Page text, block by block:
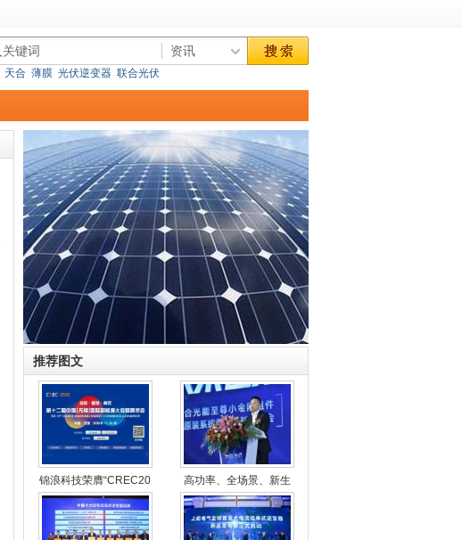
天合 薄膜 光伏逆变器 联合光伏
推荐图文
锦浪科技荣膺“CREC20 高功率、全场景、新生